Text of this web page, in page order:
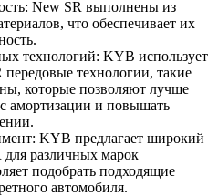
New SR выполнены из
что обеспечивает их
технологий: KYB использует
передовые технологии, такие
которые позволяют лучше
амортизации и повышать
KYB предлагает широкий
различных марок
подобрать подходящие
автомобиля.